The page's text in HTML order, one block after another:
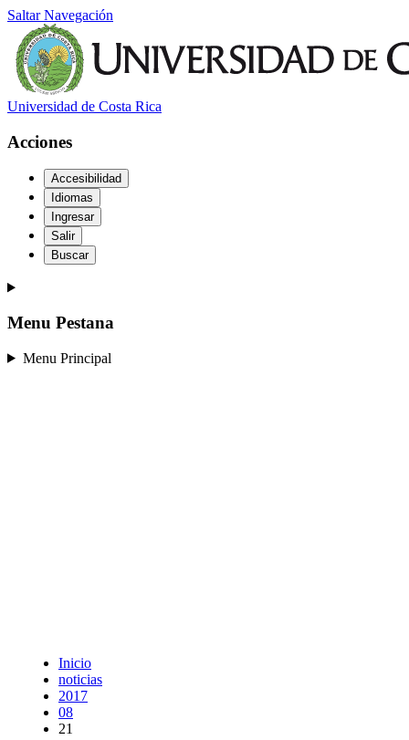
Saltar Navegación
Universidad de Costa Rica
Acciones
Accesibilidad
Idiomas
Ingresar
Salir
Buscar
Menu Pestana
Menu Principal
Inicio
noticias
2017
08
21